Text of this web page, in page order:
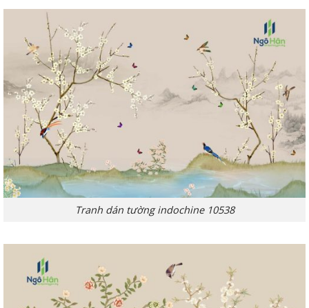
Tranh dán tường indochine 10538